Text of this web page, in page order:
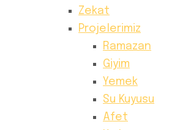
Zekat
Projelerimiz
Ramazan
Giyim
Yemek
Su Kuyusu
Afet